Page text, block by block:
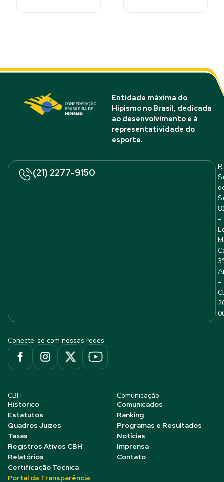
Entidade máxima do
Hipismo no Brasil, dedicada
ao desenvolvimento e à
representatividade do
esporte.
(21) 2277-9150
R.
–
–
Conecte-se com nossas redes
CBH
Histórico
Estatutos
Quadros Juízes
Taxas
Registros Ativos CBH
Relatórios
Certificação Técnica
Portal da Transparência
Comunicação
Comunicados
Ranking
Programas e Resultados
Notícias
Imprensa
Contato